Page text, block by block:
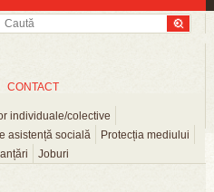
individuale/colective
asistență socială
Protecția mediului
Joburi
CONTACT